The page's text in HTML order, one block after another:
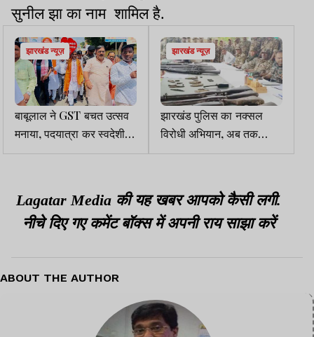
सुनील झा का नाम शामिल है.
झारखंड न्यूज़
बाबूलाल ने GST बचत उत्सव
मनाया, पदयात्रा कर स्वदेशी
वस्तु अपनाने की अपील की
झारखंड न्यूज़
झारखंड पुलिस का नक्सल
विरोधी अभियान, अब तक
1473 हथियार बरामद
Lagatar Media की यह खबर आपको कैसी लगी.
नीचे दिए गए कमेंट बॉक्स में अपनी राय साझा करें
ABOUT THE AUTHOR